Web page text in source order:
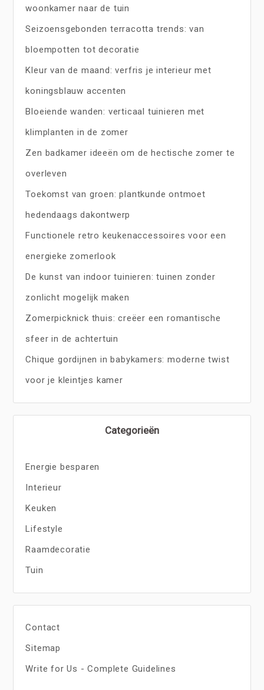
woonkamer naar de tuin
Seizoensgebonden terracotta trends: van
bloempotten tot decoratie
Kleur van de maand: verfris je interieur met
koningsblauw accenten
Bloeiende wanden: verticaal tuinieren met
klimplanten in de zomer
Zen badkamer ideeën om de hectische zomer te
overleven
Toekomst van groen: plantkunde ontmoet
hedendaags dakontwerp
Functionele retro keukenaccessoires voor een
energieke zomerlook
De kunst van indoor tuinieren: tuinen zonder
zonlicht mogelijk maken
Zomerpicknick thuis: creëer een romantische
sfeer in de achtertuin
Chique gordijnen in babykamers: moderne twist
voor je kleintjes kamer
Categorieën
Energie besparen
Interieur
Keuken
Lifestyle
Raamdecoratie
Tuin
Contact
Sitemap
Write for Us - Complete Guidelines